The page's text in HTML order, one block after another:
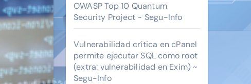
OWASP Top 10 Quantum
Security Project ~ Segu-Info
Vulnerabilidad crítica en cPanel
permite ejecutar SQL como root
(extra: vulnerabilidad en Exim) ~
Segu-Info